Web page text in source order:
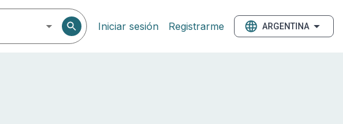
Iniciar sesión Registrarme ARGENTINA